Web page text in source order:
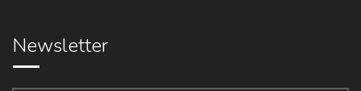
Newsletter